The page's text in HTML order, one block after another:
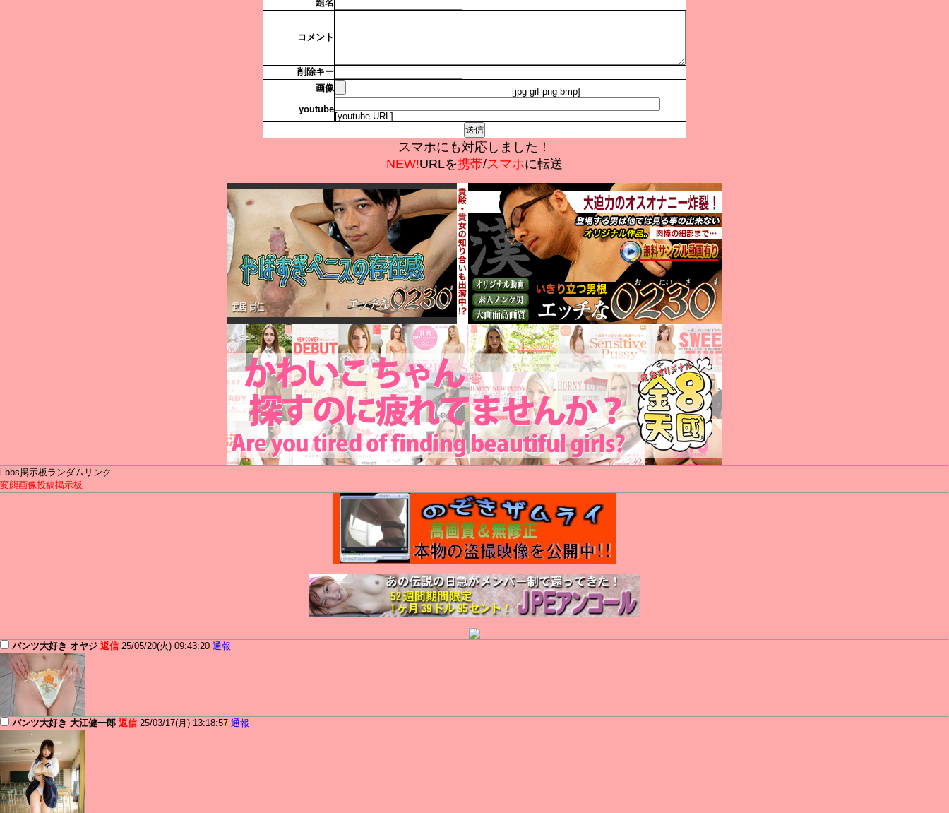
題名
コメント
削除キー
画像
[jpg gif png bmp]
youtube
[youtube URL]
スマホにも対応しました！
NEW!URLを携帯/スマホに転送
i-bbs掲示板ランダムリンク
変態画像投稿掲示板
パンツ大好き オヤジ 返信 25/05/20(火) 09:43:20 通報
パンツ大好き 大江健一郎 返信 25/03/17(月) 13:18:57 通報